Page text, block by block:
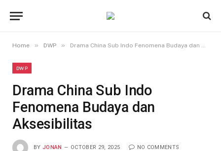
Home » DWP » Drama China Sub Indo Fenomena Budaya dan Aksesibilitas
DWP
Drama China Sub Indo
Fenomena Budaya dan
Aksesibilitas
BY JONAN OCTOBER 29, 2025 NO COMMENTS